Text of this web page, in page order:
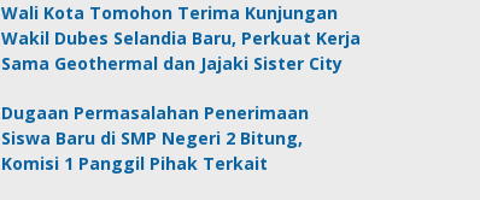
Wali Kota Tomohon Terima Kunjungan
Wakil Dubes Selandia Baru, Perkuat Kerja
Sama Geothermal dan Jajaki Sister City
Dugaan Permasalahan Penerimaan
Siswa Baru di SMP Negeri 2 Bitung,
Komisi 1 Panggil Pihak Terkait